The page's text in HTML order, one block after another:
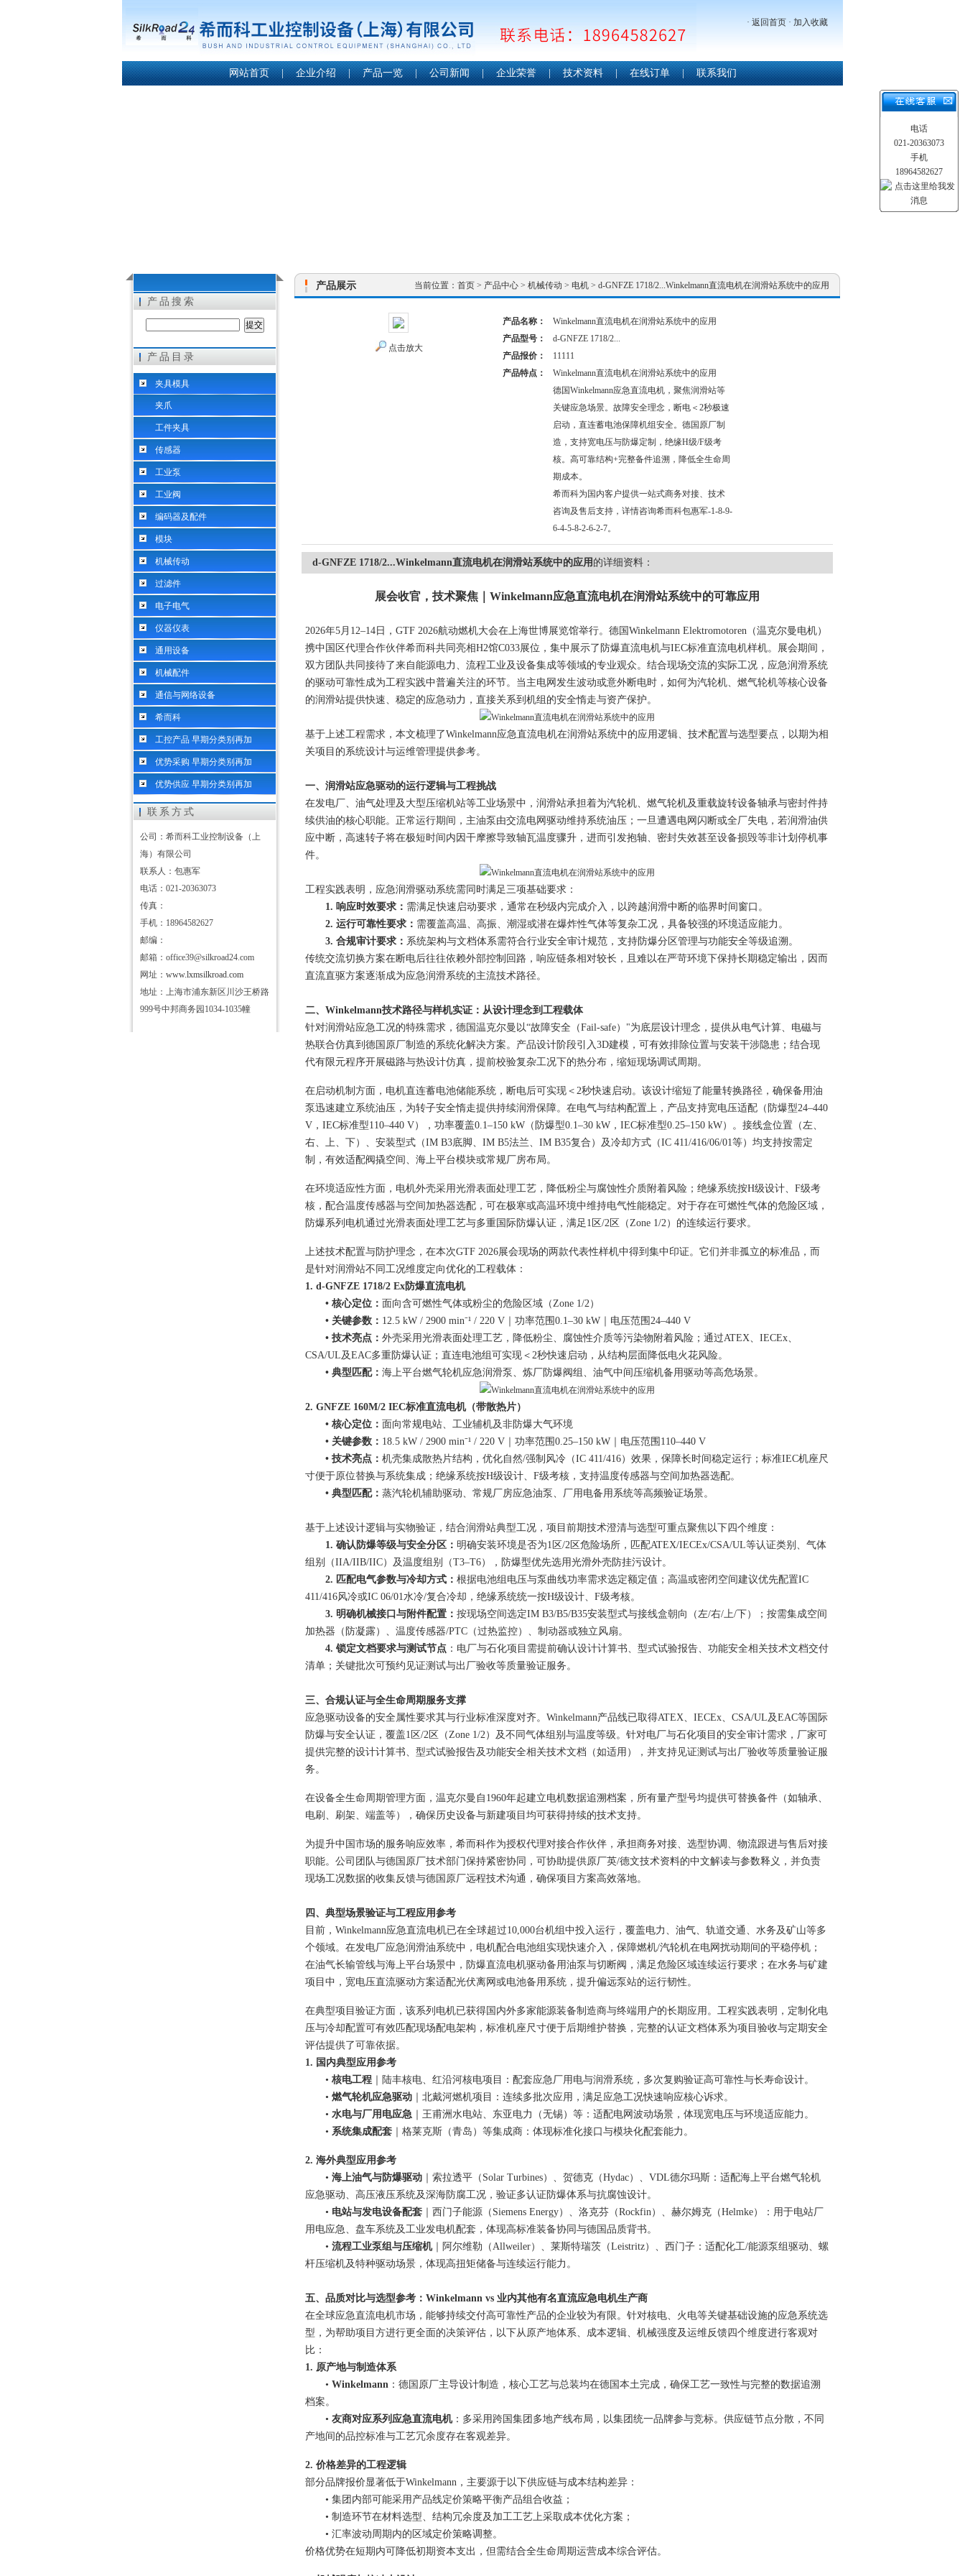
希而科工业控制设备（上海）有限公司
· 返回首页 · 加入收藏
网站首页 | 企业介绍 | 产品一览 | 公司新闻 | 企业荣誉 | 技术资料 | 在线订单 | 联系我们
产品搜索
产品目录
夹具模具
夹爪
工件夹具
传感器
工业泵
工业阀
编码器及配件
模块
机械传动
过滤件
电子电气
仪器仪表
通用设备
机械配件
通信与网络设备
希而科
工控产品 早期分类别再加
优势采购 早期分类别再加
优势供应 早期分类别再加
联系方式
公司：希而科工业控制设备（上
海）有限公司
联系人：包惠军
电话：021-20363073
传真：
手机：18964582627
邮编：
邮箱：office39@silkroad24.com
网址： www.lxmsilkroad.com
地址：上海市浦东新区川沙王桥路
999号中邦商务园1034-1035幢
产品展示 当前位置： 首页 > 产品中心 > 机械传动 > 电机 > d-GNFZE 1718/2...Winkelmann直流电机在润滑站系统中的应用
点击放大
产品名称：
Winkelmann直流电机在润滑站系统中的应用
产品型号：
d-GNFZE 1718/2...
产品报价：
11111
产品特点：
Winkelmann直流电机在润滑站系统中的应用
德国Winkelmann应急直流电机，聚焦润滑站等
关键应急场景。故障安全理念，断电＜2秒极速
启动，直连蓄电池保障机组安全。德国原厂制
造，支持宽电压与防爆定制，绝缘H级/F级考
核。高可靠结构+完整备件追溯，降低全生命周
期成本。
希而科为国内客户提供一站式商务对接、技术
咨询及售后支持，详情咨询希而科包惠军-1-8-9-
6-4-5-8-2-6-2-7。
d-GNFZE 1718/2...Winkelmann直流电机在润滑站系统中的应用 的详细资料：
展会收官，技术聚焦｜Winkelmann应急直流电机在润滑站系统中的可靠应用
2026年5月12–14日，GTF 2026航动燃机大会在上海世博展览馆举行。德国Winkelmann Elektromotoren （温克尔曼电机）
携中国区代理合作伙伴希而科共同亮相H2馆C033展位，集中展示了防爆直流电机与IEC标准直流电机样机。展会期间，
双方团队共同接待了来自能源电力、流程工业及设备集成等领域的专业观众。结合现场交流的实际工况，应急润滑系统
的驱动可靠性成为工程实践中普遍关注的环节。当主电网发生波动或意外断电时，如何为汽轮机、燃气轮机等核心设备
的润滑站提供快速、稳定的应急动力，直接关系到机组的安全惰走与资产保护。
基于上述工程需求，本文梳理了Winkelmann应急直流电机在润滑站系统中的应用逻辑、技术配置与选型要点，以期为相
关项目的系统设计与运维管理提供参考。
一、 润滑站应急驱动的运行逻辑与工程挑战
在发电厂、油气处理及大型压缩机站等工业场景中， 润滑站承担着为汽轮机、燃气轮机及重载旋转设备轴承与密封件持
续供油的核心职能。正常运行期间，主油泵由交流电网驱动维持系统油压；一旦遭遇电网闪断或全厂失电，若润滑油供
应中断，高速转子将在极短时间内因干摩擦导致轴瓦温度骤升，进而引发抱轴、密封失效甚至设备损毁等非计划停机事
件。
工程实践表明，应急润滑驱动系统需同时满足三项基础要求：
1. 响应时效要求： 需满足快速启动要求，通常在秒级内完成介入，以跨越润滑中断的临界时间窗口。
2. 运行可靠性要求： 需覆盖高温、高振、潮湿或潜在爆炸性气体等复杂工况，具备较强的环境适应能力。
3. 合规审计要求： 系统架构与文档体系需符合行业安全审计规范，支持防爆分区管理与功能安全等级追溯。
传统交流切换方案在断电后往往依赖外部控制回路，响应链条相对较长，且难以在严苛环境下保持长期稳定输出，因而
直流直驱方案逐渐成为应急润滑系统的主流技术路径。
二、 Winkelmann技术路径与样机实证 ： 从设计理念到工程载体
针对润滑站应急工况的特殊需求，德国温克尔曼以“故障安全（Fail-safe）"为底层设计理念，提供从电气计算、电磁与
热联合仿真到德国原厂制造的系统化解决方案。 产品设计阶段引入3D建模，可有效排除位置与安装干涉隐患；结合现
代有限元程序开展磁路与热设计仿真，提前校验复杂工况下的热分布，缩短现场调试周期。
在启动机制方面，电机直连蓄电池储能系统 ，断电后可实现＜2秒快速启动。 该设计缩短了能量转换路径， 确保备用油
泵迅速建立系统油压 ，为转子安全惰走提供持续润滑保障。 在电气与结构配置上，产品支持宽电压适配（防爆型24–440
V，IEC标准型110–440 V），功率覆盖0.1–150 kW（防爆型0.1–30 kW，IEC标准型0.25–150 kW）。接线盒位置（左、
右、上、下）、安装型式（IM B3底脚、IM B5法兰、IM B35复合）及冷却方式（IC 411/416/06/01等）均支持按需定
制，有效适配阀撬空间 、海上平台模块或常规厂房布局。
在环境适应性方面，电机外壳采用光滑表面处理工艺，降低粉尘与腐蚀性介质附着风险；绝缘系统按H级设计、F级考
核，配合温度传感器与空间加热器选配，可在极寒或高温环境中维持电气性能稳定。 对于存在可燃性气体的危险区域，
防爆系列电机通过光滑表面处理工艺与多重国际防爆认证，满足 1区/2区（Zone 1/2） 的连续运行要求。
上述技术配置与防护理念，在本次GTF 2026展会现场的两款代表性样机中得到集中印证。它们并非孤立的标准品，而
是针对润滑站不同 工况维度定向优化的工程载体：
1. d-GNFZE 1718/2 Ex防爆直流电机
• 核心定位： 面向含可燃性气体或粉尘的危险区域（Zone 1/2）
• 关键参数： 12.5 kW / 2900 min⁻¹ / 220 V｜功率范围0.1–30 kW｜电压范围24–440 V
• 技术亮点： 外壳采用光滑表面处理工艺，降低粉尘、腐蚀性介质等污染物附着风险；通过ATEX、IECEx、
CSA/UL及EAC多重防爆认证；直连电池组可实现＜2秒快速启动，从结构层面降低电火花风险。
• 典型匹配： 海上平台燃气轮机应急润滑泵、炼厂防爆阀组、油气中间压缩机备用驱动等高危场景。
2. GNFZE 160M/2 IEC标准直流电机（带散热片）
• 核心定位： 面向常规电站、工业辅机及非防爆大气环境
• 关键参数： 18.5 kW / 2900 min⁻¹ / 220 V｜功率范围0.25–150 kW｜电压范围110–440 V
• 技术亮点： 机壳集成散热片结构，优化自然/强制风冷（IC 411/416）效果， 保障长时间稳定运行；标准IEC机座尺
寸便于原位替换与系统集成；绝缘系统按H级设计、F级考核，支持温度传感器与空间加热器选配。
• 典型匹配： 蒸汽轮机辅助驱动、常规厂房应急油泵、厂用电备用系统等高频验证场景。
基于上述设计逻辑与实物验证，结合润滑站典型工况，项目前期技术澄清与选型可重点聚焦以下四个维度：
1. 确认防爆等级与安全分区： 明确安装环境是否为1区/2 区危险场所，匹配ATEX/IECEx/CSA/UL等认证类别、气体
组别（IIA/IIB/IIC）及温度组别（T3–T6），防爆型优先选用光滑外壳防挂污设计。
2. 匹配电气参数与冷却方式： 根据电池组电压与泵曲线功率需求选定额定值；高温或密闭空间建议优先配置IC
411/416风冷或IC 06/01水冷/复合冷却，绝缘系统统一按H级设计、F级考核。
3. 明确机械接口与附件配置： 按现场空间选定IM B3/B5/B35安装型式与接线盒朝向（左/右/上/下）；按需集成空间
加热器（防凝露）、温度传感器/PTC（过热监控）、制动器或独立风扇。
4. 锁定文档要求与测试节点 ：电厂与石化项目需提前确认设计计算书、型式试验报告、功能安全相关技术文档交付
清单；关键批次可预约见证测试与出厂验收等质量验证服务。
三、合规认证与全生命周期服务支撑
应急驱动设备的安全属性要求其与行业标准深度对齐。 Winkelmann产品线已取得ATEX、IECEx、CSA/UL及EAC等国际
防爆与安全认证，覆盖1区/2区（Zone 1/2） 及不同气体组别与温度等级。 针对电厂与石化项目的安全审计需求，厂家可
提供完整的设计计算书、型式试验报告及功能安全相关技术文档（如适用），并支持见证测试与出厂验收等质量验证服
务。
在设备全生命周期管理方面，温克尔曼自1960年起建立电机数据追溯档案，所有量产型号均提供可替换备件（如轴承、
电刷、刷架、端盖等），确保历史设备与新建项目均可获得持续的技术支持。
为提升中国市场的服务响应效率，希而科作为授权代理对接合作伙伴，承担商务对接、选型协调、物流跟进与售后对接
职能。 公司 团队与德国原厂技术部门保持紧密协同，可协助提供原厂英/德文技术资料的中文解读与参数释义，并负责
现场工况数据的收集反馈与德国原厂远程技术沟通，确保项目方案高效落地。
四、典型场景验证与工程应用参考
目前，Winkelmann应急直流电机已在全球超过10,000台机组中投入运行，覆盖电力、油气、轨道交通、水务及矿山等多
个领域。在发电厂应急润滑油系统中，电机配合电池组实现快速介入，保障燃机/汽轮机在电网扰动期间的平稳停机；
在油气长输管线与海上平台场景中，防爆直流电机驱动备用油泵与切断阀，满足危险区域连续运行要求；在水务与矿建
项目中，宽电压直流驱动方案适配光伏离网 或电池备用系统，提升偏远泵站的运行韧性。
在典型项目验证方面，该系列电机已获得国内外多家能源装备制造商与终端用户的长期应用。工程实践表明，定制化电
压与冷却配置可有效匹配现场配电架构，标准机座尺寸便于后期维护替换，完整的认证文档体系为项目验收与定期安全
评估提供了可靠依据。
1. 国内典型应用参考
• 核电工程 ｜陆丰核电、红沿河核电项目：配套应急厂用电与润滑系统，多次复购验证高可靠性与长寿命设计。
• 燃气轮机应急驱动 ｜北戴河燃机项目：连续多批次应用，满足应急工况快速响应核心诉求。
• 水电与厂用电应急 ｜王甫洲水电站、东亚电力（无锡）等： 适配电网波动场景，体现宽电压与环境适应能力。
• 系统集成配套 ｜格莱克斯（青岛）等集成商：体现标准化接口与模块化配套能力。
2. 海外典型应用参考
• 海上油气与防爆驱动 ｜索拉透平（Solar Turbines）、贺德克（Hydac）、VDL德尔玛斯：适配海上平台燃气轮机
应急驱动、高压液压系统及深海防腐工况，验证多认证防爆体系与抗腐蚀设计。
• 电站与发电设备配套 ｜西门子能源（Siemens Energy）、洛克芬（Rockfin）、赫尔姆克（Helmke）：用于电站厂
用电应急、盘车系统及工业发电机配套，体现高标准装备协同与德国品质背书。
• 流程工业泵组与压缩机｜阿尔维勒（Allweiler）、莱斯特瑞茨（Leistritz）、西门子：适配化工/能源泵组驱动、螺
杆压缩机及特种驱动场景，体现高扭矩储备与连续运行能力。
五、品质对比与选型参考：Winkelmann vs 业内其他有名直流应急电机生产商
在全球应急直流电机市场，能够持续交付高可靠性产品的企业较为有限。针对核电、火电等关键基础设施的应急系统选
型，为帮助项目方进行更全面的决策评估，以下从原产地体系、成本逻辑、机械强度及运维反馈四个维度进行客观对
比：
1. 原产地与制造体系
• Winkelmann ：德国原厂主导设计制造，核心工艺与总装均在德国本土完成，确保工艺一致性与完整的数据追溯
档案。
• 友商对应系列应急直流电机： 多采用跨国集团多地产线布局，以集团统一品牌参与竞标。供应链节点分散，不同
产地间的品控标准与工艺冗余度存在客观差异。
2. 价格差异的工程逻辑
部分品牌报价显著低于Winkelmann ，主要源于以下供应链与成本结构差异：
• 集团内部可能采用产品线定价策略平衡产品组合收益；
• 制造环节在材料选型、结构冗余度及加工工艺上采取成本优化方案；
• 汇率波动周期内的区域定价策略调整。
价格优势在短期内可降低初期资本支出，但需结合全生命周期运营成本综合评估。
电话
021-20363073
手机
18964582627